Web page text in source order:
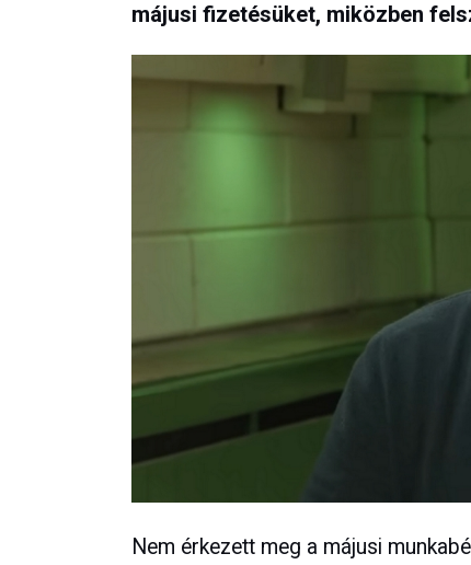
májusi fizetésüket, miközben
Nem érkezett meg a májusi